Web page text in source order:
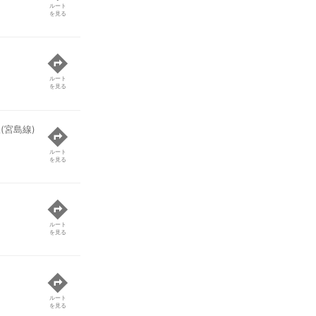
ルート
を見る
ルート
を見る
宮島線)
ルート
を見る
ルート
を見る
ルート
を見る